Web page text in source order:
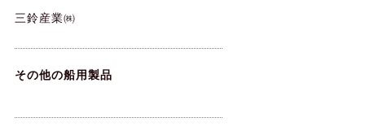
三鈴産業㈱
その他の船用製品